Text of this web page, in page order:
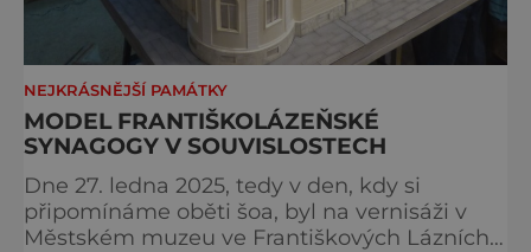
NEJKRÁSNĚJŠÍ PAMÁTKY
MODEL FRANTIŠKOLÁZEŇSKÉ
SYNAGOGY V SOUVISLOSTECH
Dne 27. ledna 2025, tedy v den, kdy si
připomínáme oběti šoa, byl na vernisáži v
Městském muzeu ve Františkových Lázních